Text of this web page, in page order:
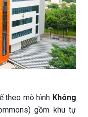
theo mô hình Không
gồm khu tự